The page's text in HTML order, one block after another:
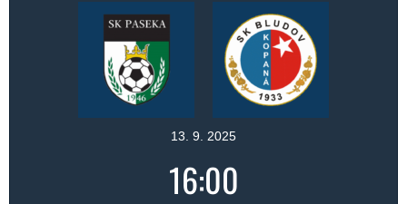
13. 9. 2025
16:00